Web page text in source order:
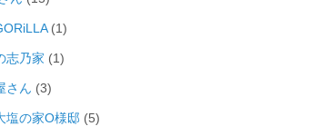
(1)
志乃家 (1)
さん (3)
塩の家O様邸 (5)